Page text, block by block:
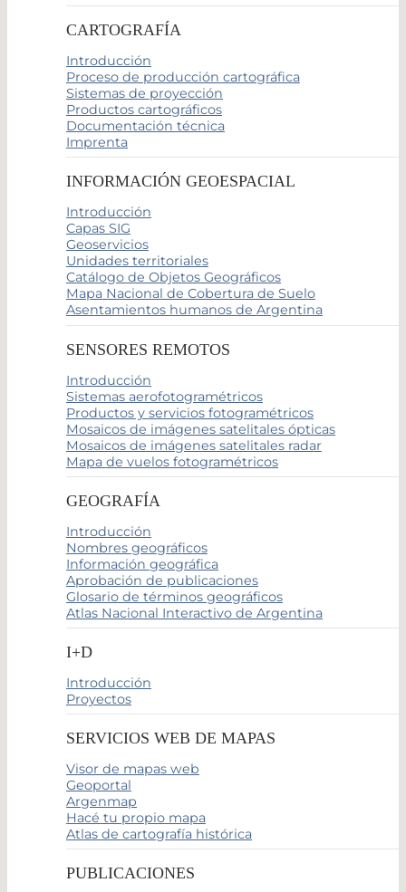
CARTOGRAFÍA
Introducción
Proceso de producción cartográfica
Sistemas de proyección
Productos cartográficos
Documentación técnica
Imprenta
INFORMACIÓN GEOESPACIAL
Introducción
Capas SIG
Geoservicios
Unidades territoriales
Catálogo de Objetos Geográficos
Mapa Nacional de Cobertura de Suelo
Asentamientos humanos de Argentina
SENSORES REMOTOS
Introducción
Sistemas aerofotogramétricos
Productos y servicios fotogramétricos
Mosaicos de imágenes satelitales ópticas
Mosaicos de imágenes satelitales radar
Mapa de vuelos fotogramétricos
GEOGRAFÍA
Introducción
Nombres geográficos
Información geográfica
Aprobación de publicaciones
Glosario de términos geográficos
Atlas Nacional Interactivo de Argentina
I+D
Introducción
Proyectos
SERVICIOS WEB DE MAPAS
Visor de mapas web
Geoportal
Argenmap
Hacé tu propio mapa
Atlas de cartografía histórica
PUBLICACIONES